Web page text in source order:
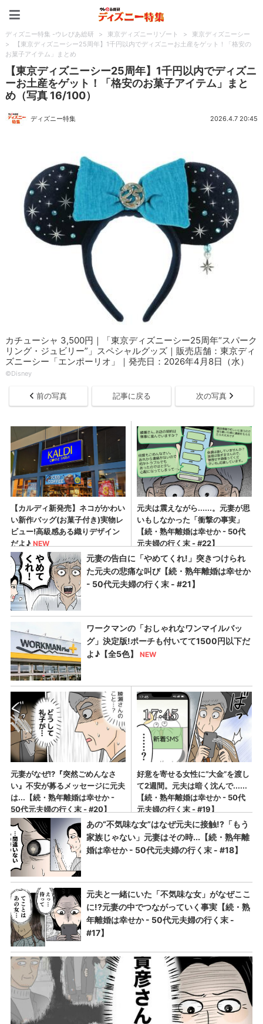
ディズニー特集 -ウレぴあ総研 > 東京ディズニーリゾート >
東京ディズニーシー
>
【東京ディズニーシー25周年】1千円以内でディズニーお土産をゲット！「格安の
お菓子アイテム」まとめ
【東京ディズニーシー25周年】1千円以内でディズニ
ーお土産をゲット！「格安のお菓子アイテム」まと
め（写真 16/100）
ディズニー特集 2026.4.7 20:45
カチューシャ 3,500円｜「東京ディズニーシー25周年“スパーク
リング・ジュビリー”」スペシャルグッズ｜販売店舗：東京ディ
ズニーシー「エンポーリオ」｜発売日：2026年4月8日（水）
©Disney
前の写真 記事に戻る 次の写真